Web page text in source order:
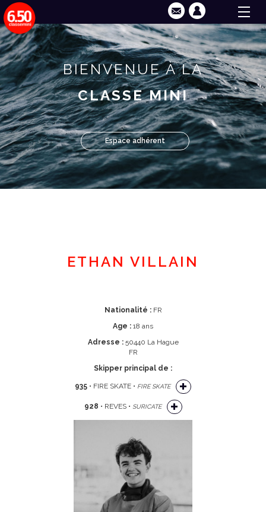
BIENVENUE À LA
CLASSE MINI
Espace adhérent
ETHAN VILLAIN
Nationalité :FR
Age : 18 ans
Adresse :50440 La Hague
FR
Skipper principal de :
935 • FIRE SKATE • FIRE SKATE
928 • REVES • SURICATE